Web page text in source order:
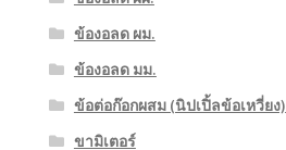
ข้องอลด ผม.
ข้องอลด มม.
ข้อต่อก๊อกผสม (นิปเปิ้ลข้อเหวี่ยง)
ขามิเตอร์